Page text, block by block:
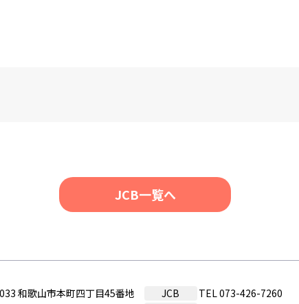
JCB一覧へ
和歌山市本町四丁目45番地 JCB TEL073-426-7260